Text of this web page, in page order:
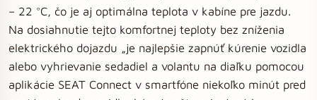
– 22 °C, čo je aj optimálna teplota v kabíne pre jazdu.
Na dosiahnutie tejto komfortnej teploty bez zníženia
elektrického dojazdu „je najlepšie zapnúť kúrenie vozidla
alebo vyhrievanie sedadiel a volantu na diaľku pomocou
aplikácie SEAT Connect v smartfóne niekoľko minút pred